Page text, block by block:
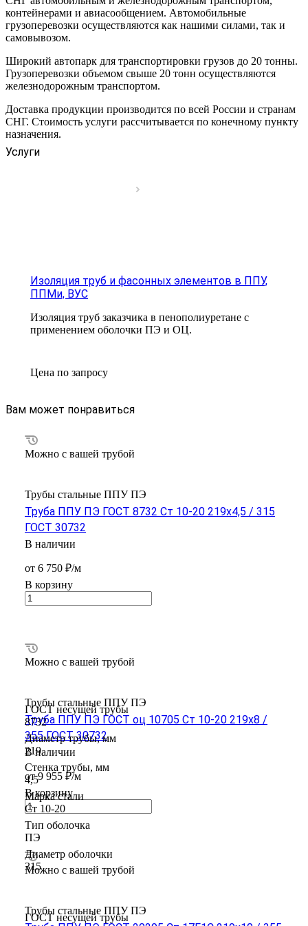
контейнерами и авиасообщением. Автомобильные
грузоперевозки осуществляются как нашими силами, так и
самовывозом.
Широкий автопарк для транспортировки грузов до 20 тонны.
Грузоперевозки объемом свыше 20 тонн осуществляются
железнодорожным транспортом.
Доставка продукции производится по всей России и странам
СНГ. Стоимость услуги рассчитывается по конечному пункту
назначения.
Услуги
Изоляция труб и фасонных элементов в ППУ,
ППМи, ВУС
Изоляция труб заказчика в пенополиуретане с
применением оболочки ПЭ и ОЦ.
Цена по запросу
Вам может понравиться
ГОСТ несущей трубы
8732
Диаметр трубы, мм
219
Стенка трубы, мм
4,5
Марка стали
Ст 10-20
Тип оболочка
ПЭ
Диаметр оболочки
315
Можно с вашей трубой
Трубы стальные ППУ ПЭ
Труба ППУ ПЭ ГОСТ 8732 Ст 10-20 219x4,5 / 315
ГОСТ 30732
В наличии
от 6 750 ₽/м
В корзину
ГОСТ несущей трубы
Можно с вашей трубой
Трубы стальные ППУ ПЭ
Труба ППУ ПЭ ГОСТ оц 10705 Ст 10-20 219x8 /
355 ГОСТ 30732
В наличии
от 9 955 ₽/м
В корзину
Можно с вашей трубой
Трубы стальные ППУ ПЭ